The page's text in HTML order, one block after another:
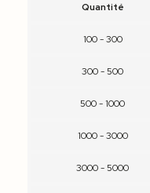
Quantité
100 - 300
300 - 500
500 - 1000
1000 - 3000
3000 - 5000